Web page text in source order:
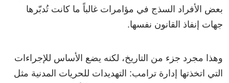
بعض الأفراد السذج في مؤامرات غالباً ما كانت تُدبّرها
جهات إنفاذ القانون نفسها.
وهذا مجرد جزء من التاريخ، لكنه يضع الأساس للإجراءات
التي اتخذتها إدارة ترامب: التهديدات للحريات المدنية مثل